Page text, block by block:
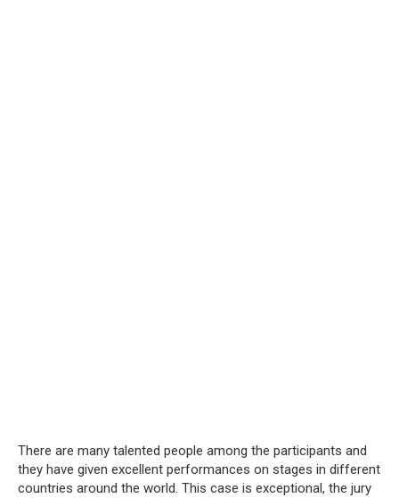
There are many talented people among the participants and
they have given excellent performances on stages in different
countries around the world. This case is exceptional, the jury